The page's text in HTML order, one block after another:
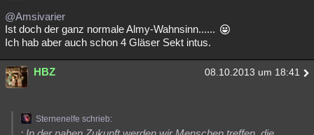
@Amsivarier
Ist doch der ganz normale Almy-Wahnsinn......
Ich hab aber auch schon 4 Gläser Sekt intus.
HBZ 08.10.2013 um 18:41
Sternenelfe schrieb: